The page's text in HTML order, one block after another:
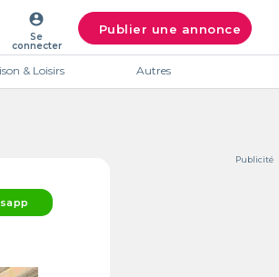
account_circle
Se
connecter
Publier une annonce
& Loisirs Autres
Publicité